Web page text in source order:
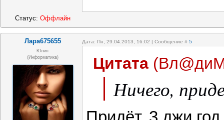
Статус: Оффлайн
Лара675655 Дата: Пн, 29.04.2013, 16:02 | Сообщение # 5
Юлия
(информатика)
Цитата (
Ничего,